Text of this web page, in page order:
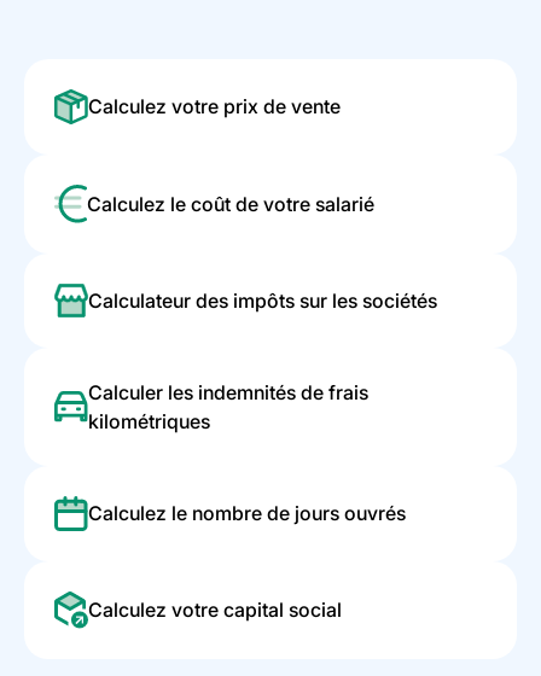
Calculez votre prix de vente
Calculez le coût de votre salarié
Calculateur des impôts sur les sociétés
Calculer les indemnités de frais
kilométriques
Calculez le nombre de jours ouvrés
Calculez votre capital social